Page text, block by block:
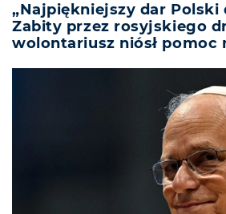
„Najpiękniejszy dar Polski
Zabity przez rosyjskiego
wolontariusz niósł pomoc